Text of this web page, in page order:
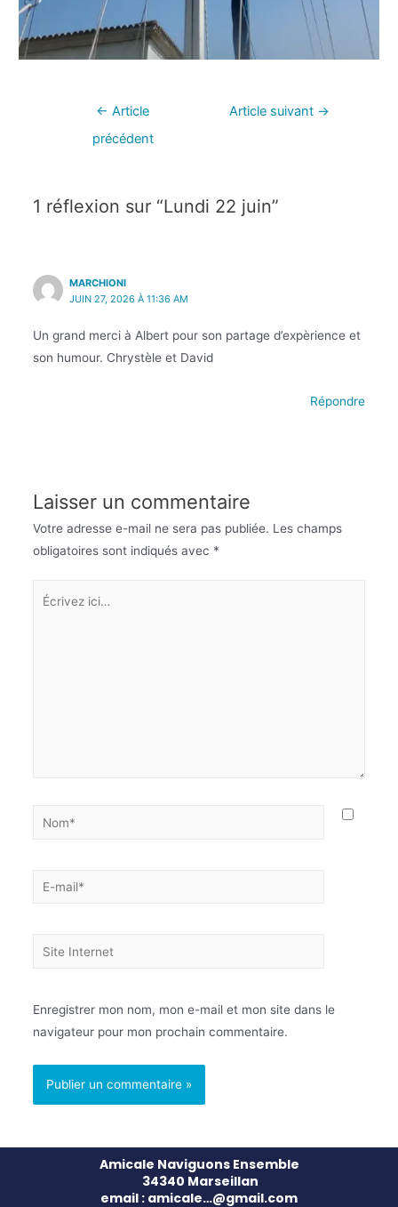
← Article
précédent
Article suivant →
1 réflexion sur “Lundi 22 juin”
MARCHIONI
JUIN 27, 2026 À 11:36 AM
Un grand merci à Albert pour son partage d’expèrience et
son humour. Chrystèle et David
Répondre
Laisser un commentaire
Votre adresse e-mail ne sera pas publiée. Les champs
obligatoires sont indiqués avec *
Enregistrer mon nom, mon e-mail et mon site dans le
navigateur pour mon prochain commentaire.
Amicale Naviguons Ensemble
34340 Marseillan
email : amicale…@gmail.com